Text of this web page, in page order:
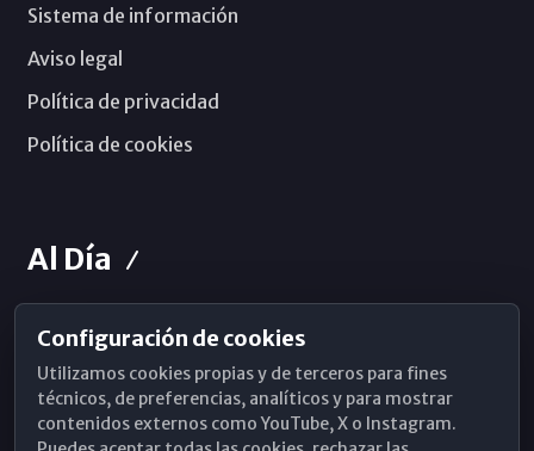
Sistema de información
Aviso legal
Política de privacidad
Política de cookies
Al Día
Horarios de Misa
Hemeroteca
WhatsApp
Configuración de cookies
Utilizamos cookies propias y de terceros para fines
técnicos, de preferencias, analíticos y para mostrar
contenidos externos como YouTube, X o Instagram.